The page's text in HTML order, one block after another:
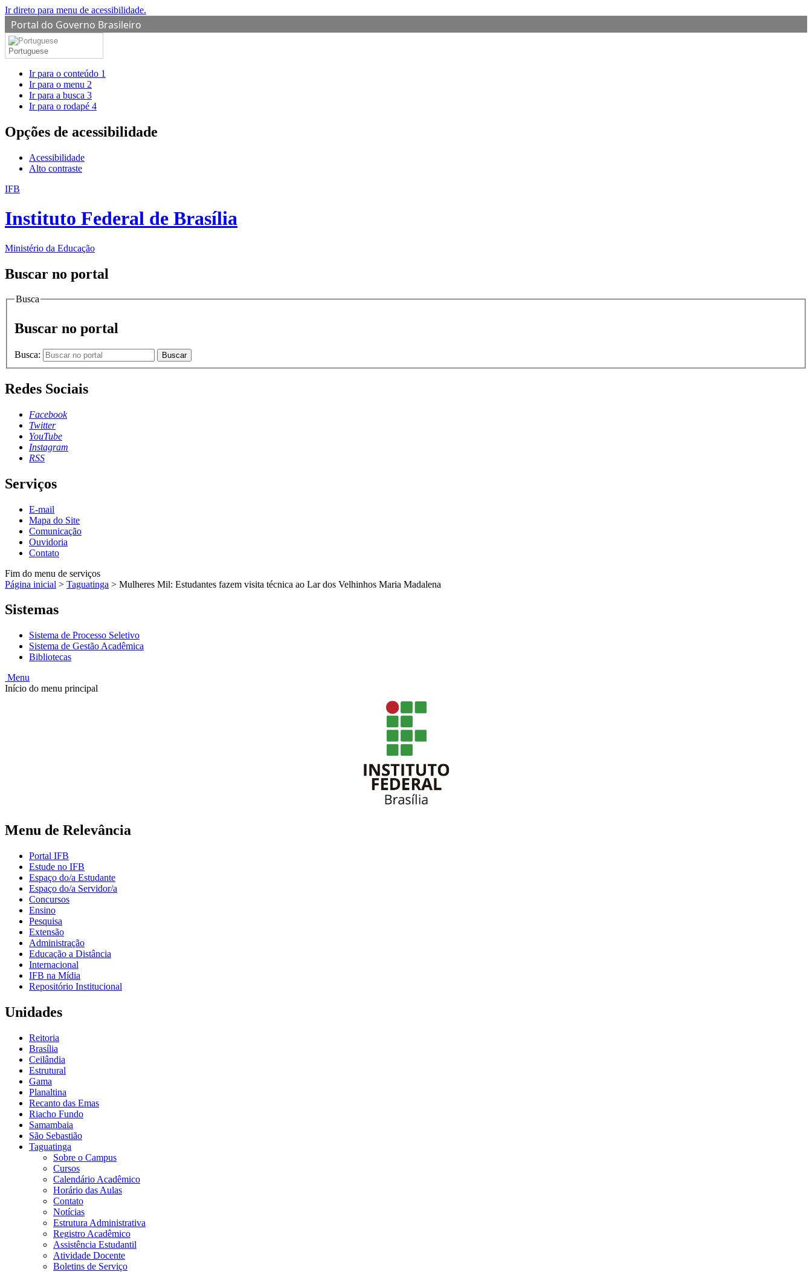
Ir direto para menu de acessibilidade.
Portal do Governo Brasileiro
Portuguese
Ir para o conteúdo 1
Ir para o menu 2
Ir para a busca 3
Ir para o rodapé 4
Opções de acessibilidade
Acessibilidade
Alto contraste
IFB
Instituto Federal de Brasília
Ministério da Educação
Buscar no portal
Busca
Buscar no portal
Busca: Buscar
Redes Sociais
Facebook
Twitter
YouTube
Instagram
RSS
Serviços
E-mail
Mapa do Site
Comunicação
Ouvidoria
Contato
Fim do menu de serviços
Página inicial > Taguatinga > Mulheres Mil: Estudantes fazem visita técnica ao Lar dos Velhinhos Maria Madalena
Sistemas
Sistema de Processo Seletivo
Sistema de Gestão Acadêmica
Bibliotecas
Menu
Início do menu principal
Menu de Relevância
Portal IFB
Estude no IFB
Espaço do/a Estudante
Espaço do/a Servidor/a
Concursos
Ensino
Pesquisa
Extensão
Administração
Educação a Distância
Internacional
IFB na Mídia
Repositório Institucional
Unidades
Reitoria
Brasília
Ceilândia
Estrutural
Gama
Planaltina
Recanto das Emas
Riacho Fundo
Samambaia
São Sebastião
Taguatinga
Sobre o Campus
Cursos
Calendário Acadêmico
Horário das Aulas
Contato
Notícias
Estrutura Administrativa
Registro Acadêmico
Assistência Estudantil
Atividade Docente
Boletins de Serviço